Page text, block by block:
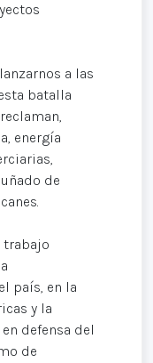
a las
batalla
energía
de
trabajo
país, en la
y la
defensa del
de